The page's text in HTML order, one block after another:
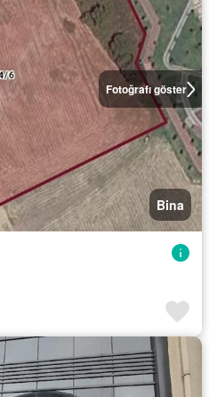
Fotoğrafı göster
Bina